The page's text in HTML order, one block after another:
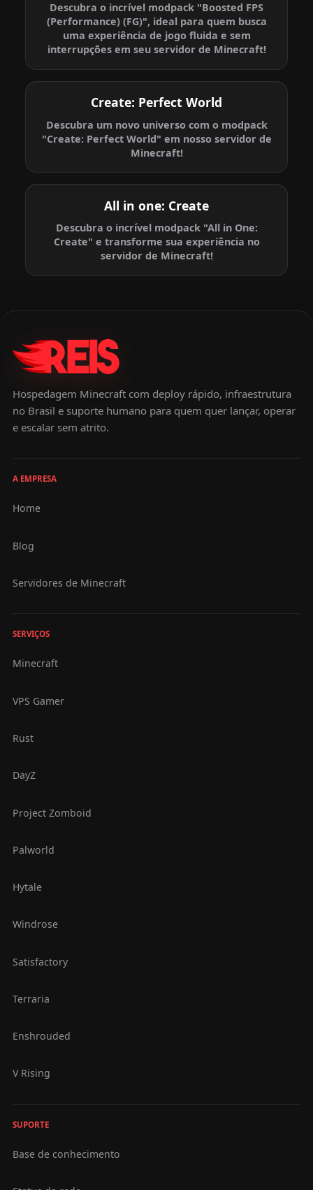
Descubra o incrível modpack "Boosted FPS
(Performance) (FG)", ideal para quem busca
uma experiência de jogo fluida e sem
interrupções em seu servidor de Minecraft!
Create: Perfect World
Descubra um novo universo com o modpack
"Create: Perfect World" em nosso servidor de
Minecraft!
All in one: Create
Descubra o incrível modpack "All in One:
Create" e transforme sua experiência no
servidor de Minecraft!
Hospedagem Minecraft com deploy rápido, infraestrutura
no Brasil e suporte humano para quem quer lançar, operar
e escalar sem atrito.
A EMPRESA
Home
Blog
Servidores de Minecraft
SERVIÇOS
Minecraft
VPS Gamer
Rust
DayZ
Project Zomboid
Palworld
Hytale
Windrose
Satisfactory
Terraria
Enshrouded
V Rising
SUPORTE
Base de conhecimento